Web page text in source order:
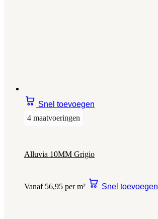
Snel toevoegen
4 maatvoeringen
Alluvia 10MM Grigio
Vanaf 56,95 per m² Snel toevoegen